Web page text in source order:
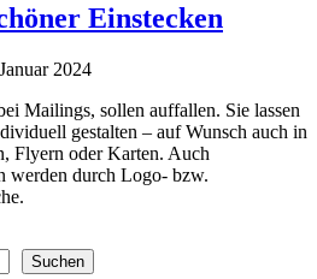
Einstecken
2024
Mailings, sollen auffallen. Sie lassen
gestalten – auf Wunsch auch in
Flyern oder Karten. Auch
werden durch Logo- bzw.
Suchen